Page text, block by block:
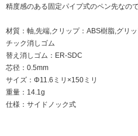
精度感のある固定パイプ式のペン先なの
材質：軸,先端,クリップ：ABS樹脂,グリ
チック消しゴム
替え消しゴム：ER-SDC
芯径：0.5mm
サイズ：Φ11.6ミリ×150ミリ
重量：14.1g
仕様：サイドノック式